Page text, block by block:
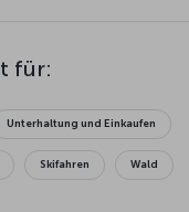
für:
Unterhaltung und Einkaufen
Skifahren Wald